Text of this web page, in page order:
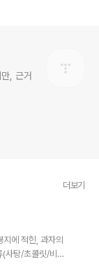
, 근거
더보기
에 적힌, 과자의
(사탕/초콜릿/비스